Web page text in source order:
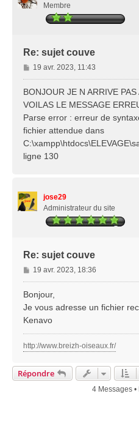
Membre
Re: sujet couve
M
e
s
s
g
e
19 avr. 2023, 11:43
BONJOUR JE N ARRIVE
VOILAS LE MESSAGE
Parse error : erreur de
fichier attendue dans
ligne 130
jose29
Administrateur du site
Re: sujet couve
M
e
a
g
e
19 avr. 2023, 18:36
Bonjour,
Je vous adresse un fichier
Kenavo
http://www.breizh-oiseaux.fr/
Répondre
4 Messages •